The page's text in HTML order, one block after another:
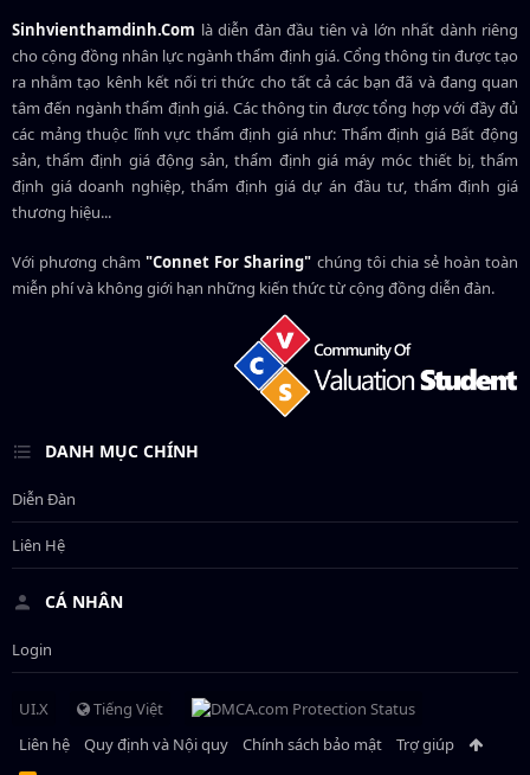
Sinhvienthamdinh.Com là diễn đàn đầu tiên và lớn nhất dành riêng
cho cộng đồng nhân lực ngànhthẩm định giá. Cổng thông tin được tạo
ra nhằm tạo kênh kết nối tri thức cho tất cả các bạn đã và đang quan
tâm đến ngành thẩm định giá. Các thông tin được tổng hợp với đầy đủ
các mảng thuộc lĩnh vực thẩm định giá như: Thẩm định giá Bất động
sản, thẩm định giá động sản, thẩm định giá máy móc thiết bị, thẩm
định giá doanh nghiệp, thẩm định giá dự án đầu tư, thẩm định giá
thương hiệu...
Với phương châm"Connet For Sharing" chúng tôi chia sẻ hoàn toàn
miễn phí và không giới hạn những kiến thức từ cộng đồng diễn đàn.
DANH MỤC CHÍNH
Diễn Đàn
Liên Hệ
CÁ NHÂN
Login
UI.X
Tiếng Việt
Liên hệ
Quy định và Nội quy Chính sách bảo mật Trợ giúp